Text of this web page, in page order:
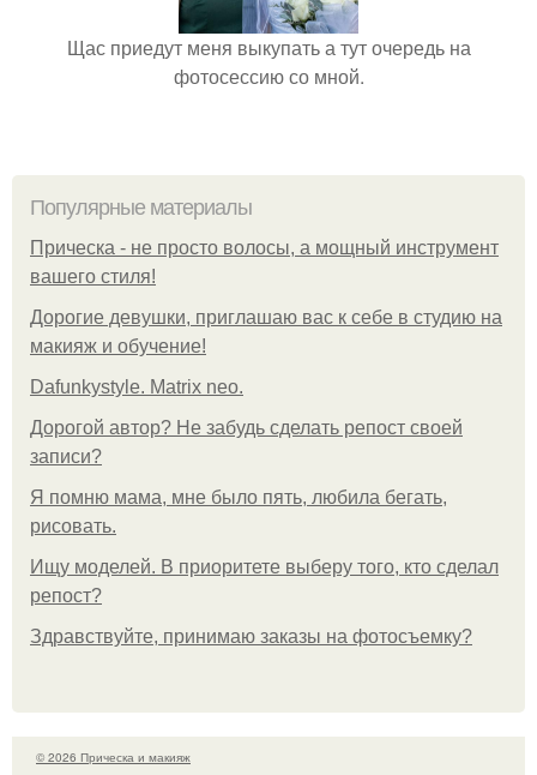
Щас приедут меня выкупать а тут очередь на
фотосессию со мной.
Популярные материалы
Прическа - не просто волосы, а мощный инструмент
вашего стиля!
Дорогие девушки, приглашаю вас к себе в студию на
макияж и обучение!
Dafunkystyle. Matrix neo.
Дорогой автор? Не забудь сделать репост своей
записи?
Я помню мама, мне было пять, любила бегать,
рисовать.
Ищу моделей. В приоритете выберу того, кто сделал
репост?
Здравствуйте, принимаю заказы на фотосъемку?
© 2026 Прическа и макияж